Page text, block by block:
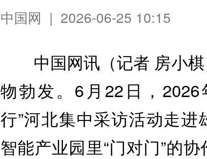
中国网 | 2026-06-25 10:15
中国网讯（记者 房小
物勃发。6月22日，2026
行”河北集中采访活动走进
智能产业园里“门对门”的